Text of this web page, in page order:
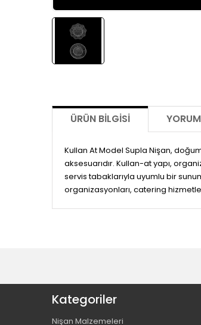
ÜRÜN BILGISI
Kullan At Model Supla Nişan,
aksesuarıdır. Kullan-at yapı,
servis tabaklarıyla uyumlu bir
organizasyonları, catering
Kategoriler
Nişan Malzemeleri